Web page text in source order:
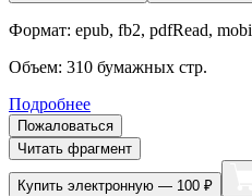
Формат: epub, fb2, pdfRead, mobi
Объем: 310 бумажных стр.
Подробнее
Пожаловаться
Читать фрагмент
Купить электронную — 100 ₽